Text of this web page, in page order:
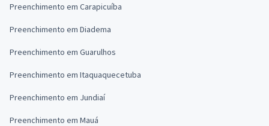
Preenchimento em Carapicuíba
Preenchimento em Diadema
Preenchimento em Guarulhos
Preenchimento em Itaquaquecetuba
Preenchimento em Jundiaí
Preenchimento em Mauá